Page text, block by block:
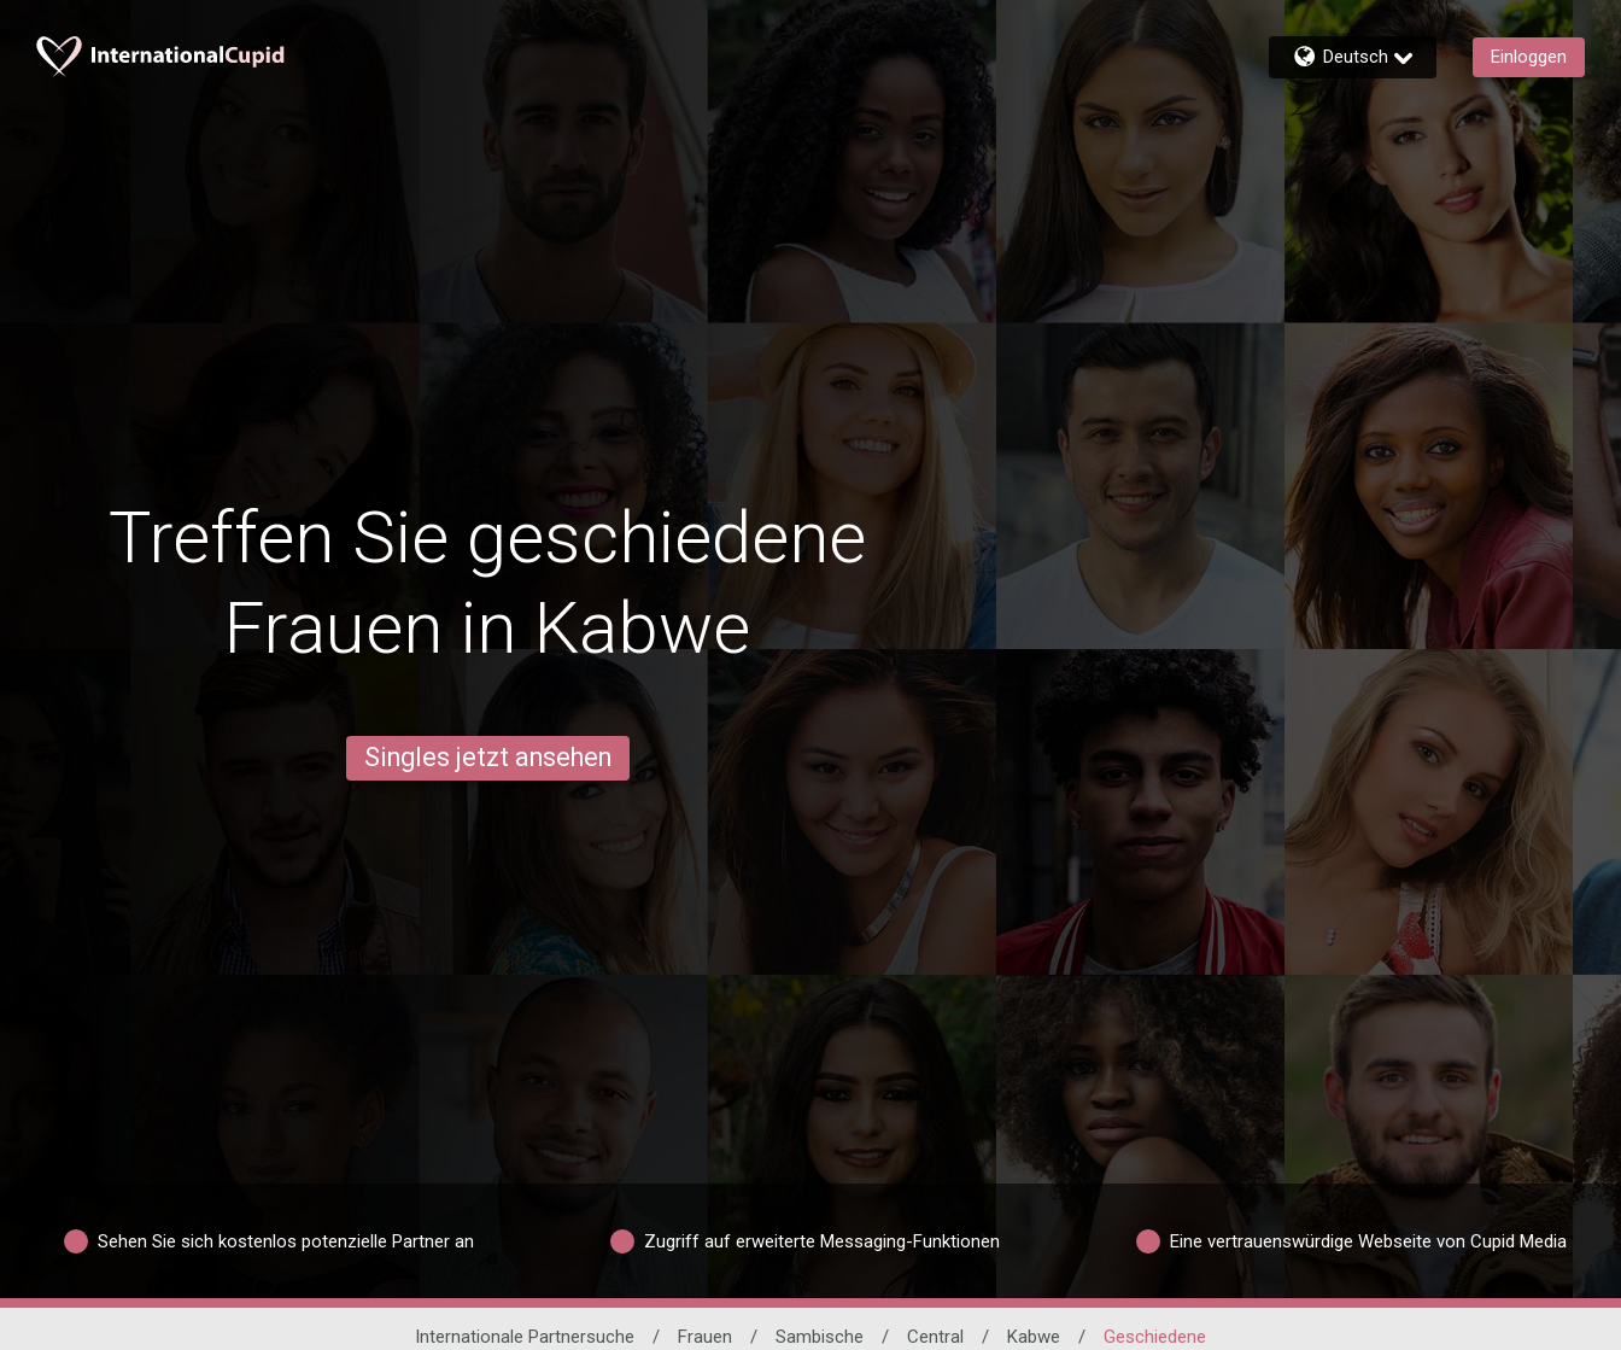
Deutsch Einloggen
Treffen Sie geschiedene
Frauen in Kabwe
Singles jetzt ansehen
Sehen Sie sich kostenlos potenzielle Partner an Zugriff auf erweiterte Messaging-Funktionen Eine vertrauenswürdige Webseite von Cupid Media
Internationale Partnersuche / Frauen / Sambische / Central / Kabwe / Geschiedene